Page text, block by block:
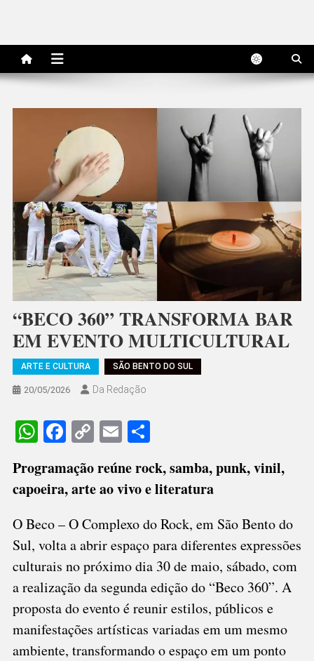
“BECO 360” TRANSFORMA BAR
EM EVENTO MULTICULTURAL
ARTE E CULTURA SÃO BENTO DO SUL
20/05/2026 Da Redação
WhatsApp
Facebook
CopyEmailShare
Programação reúne rock, samba, punk, vinil,
capoeira, arte ao vivo e literatura
O Beco – O Complexo do Rock, em São Bento do
Sul, volta a abrir espaço para diferentes expressões
culturais no próximo dia 30 de maio, sábado, com
a realização da segunda edição do “Beco 360”. A
proposta do evento é reunir estilos, públicos e
manifestações artísticas variadas em um mesmo
ambiente, transformando o espaço em um ponto